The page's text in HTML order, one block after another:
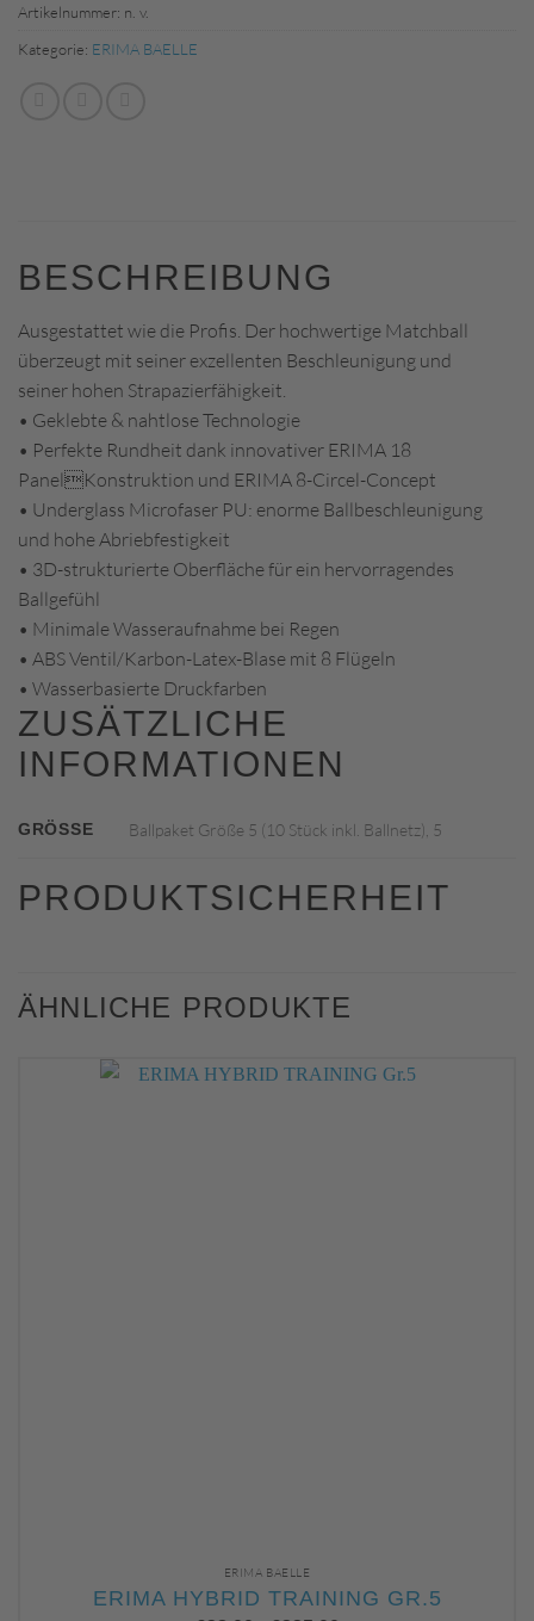
Artikelnummer: n. v.
Kategorie: ERIMA BAELLE
BESCHREIBUNG
Ausgestattet wie die Profis. Der hochwertige Matchball
überzeugt mit seiner exzellenten Beschleunigung und
seiner hohen Strapazierfähigkeit.
• Geklebte & nahtlose Technologie
• Perfekte Rundheit dank innovativer ERIMA 18
PanelKonstruktion und ERIMA 8-Circel-Concept
• Underglass Microfaser PU: enorme Ballbeschleunigung
und hohe Abriebfestigkeit
• 3D-strukturierte Oberfläche für ein hervorragendes
Ballgefühl
• Minimale Wasseraufnahme bei Regen
• ABS Ventil/Karbon-Latex-Blase mit 8 Flügeln
• Wasserbasierte Druckfarben
ZUSÄTZLICHE
INFORMATIONEN
GRÖSSE Ballpaket Größe 5 (10 Stück inkl. Ballnetz), 5
PRODUKTSICHERHEIT
ÄHNLICHE PRODUKTE
ERIMA BAELLE
ERIMA HYBRID TRAINING GR.5